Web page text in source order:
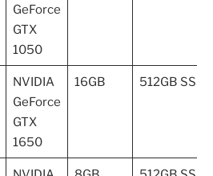
GeForce
GTX
1050
NVIDIA
GeForce
GTX
1650
16GB 512GB SSD